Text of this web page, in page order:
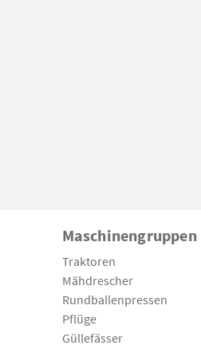
Maschinengruppen
Traktoren
Mähdrescher
Rundballenpressen
Pflüge
Güllefässer